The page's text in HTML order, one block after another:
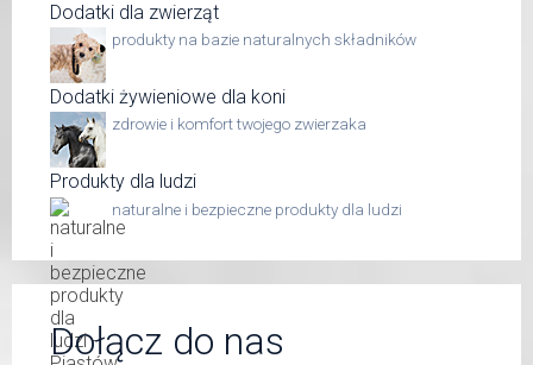
Dodatki dla zwierząt
produkty na bazie naturalnych składników
Dodatki żywieniowe dla koni
zdrowie i komfort twojego zwierzaka
Produkty dla ludzi
naturalne i bezpieczne produkty dla ludzi
Dołącz do nas